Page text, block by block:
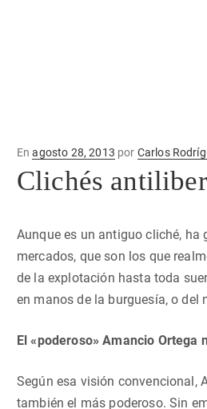
EnPublicado
en
agosto 28, 2013 por Carlos
Clichés
Aunque es un antiguo cliché, ha
mercados, que son los que
de la explotación hasta toda
en manos de la burguesía, o del
El «poderoso» Amancio Ortega
Según esa visión convencional,
también el más poderoso. Sin